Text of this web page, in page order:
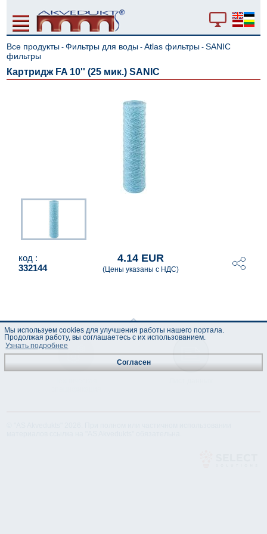
Все продукты -Фильтры для воды -Atlas фильтры -SANIC
фильтры
Картридж FA 10'' (25 мик.) SANIC
код :
332144
4.14 EUR
(Цены указаны с НДС)
Мы используем cookies для улучшения работы нашего портала.
Продолжая работу, вы соглашаетесь с их использованием.
Узнать подробнее
Согласен